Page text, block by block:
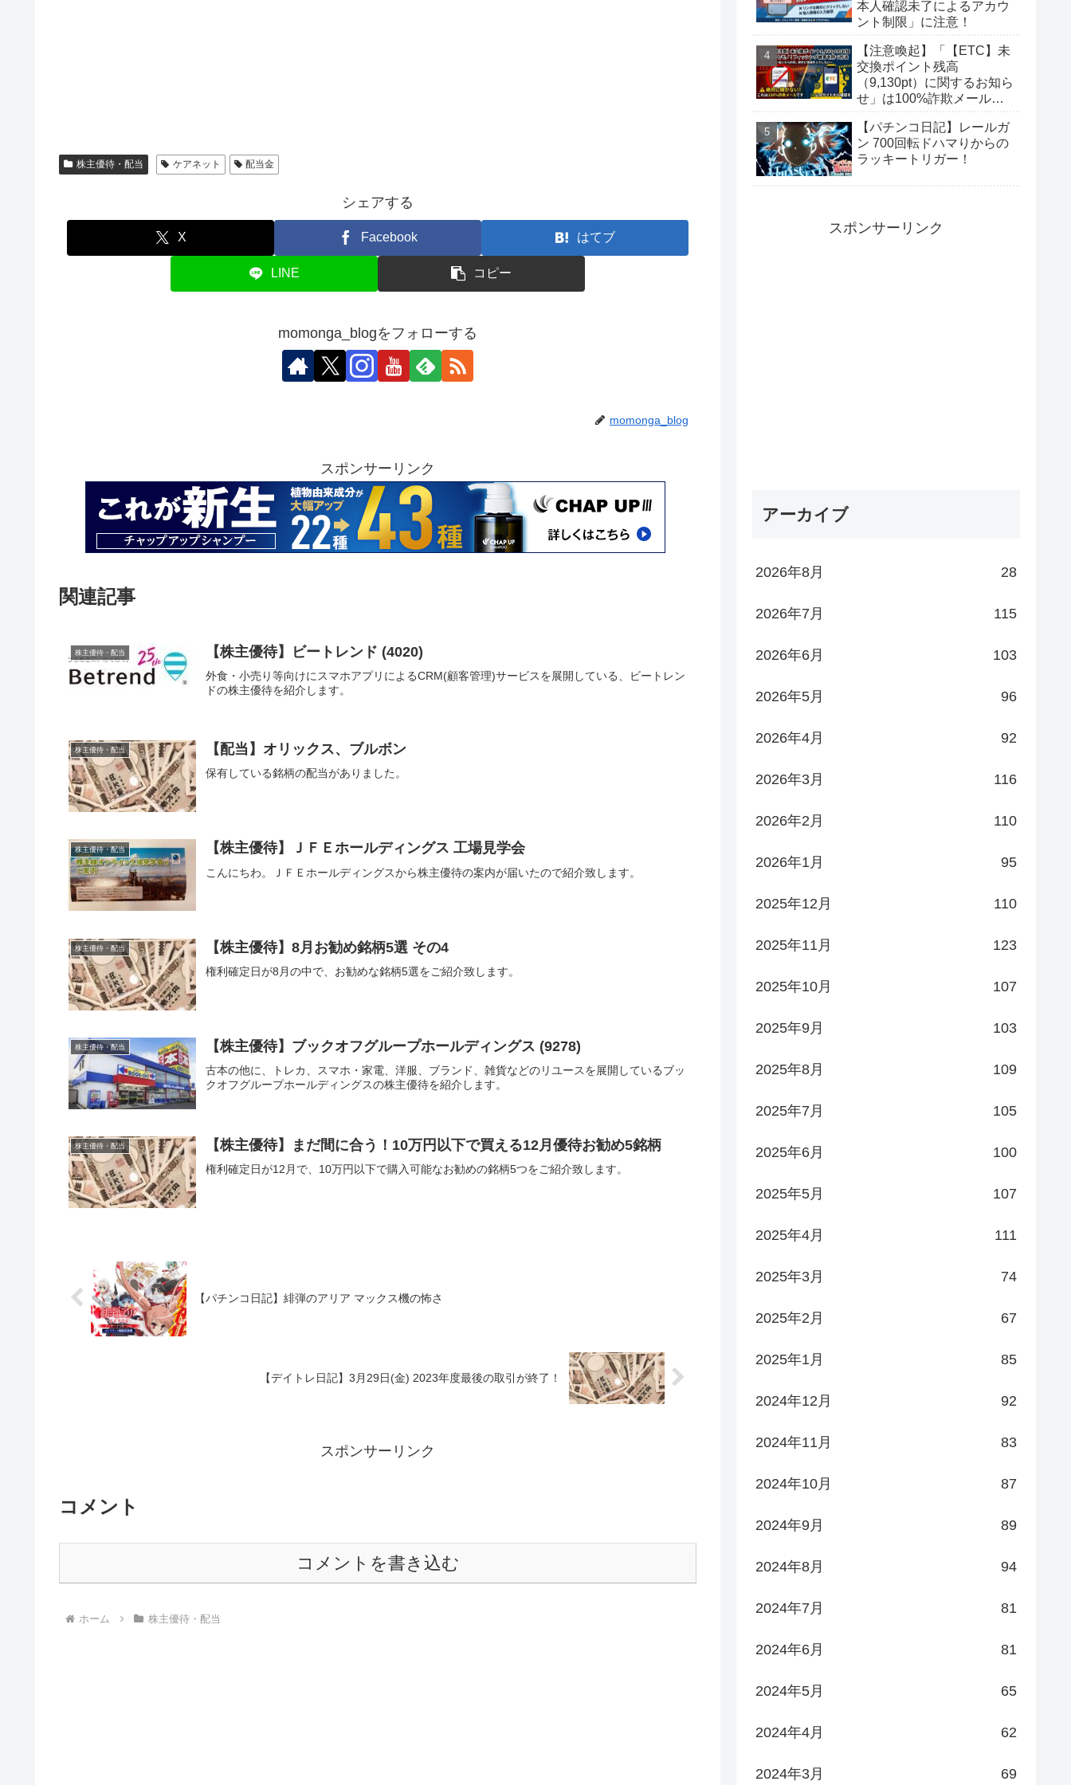
株主優待・配当 ケアネット 配当金
シェアする
X Facebook はてブ
LINE コピー
momonga_blogをフォローする
momonga_blog
スポンサーリンク
関連記事
株主優待・配当 【株主優待】ビートレンド (4020)
外食・小売り等向けにスマホアプリによるCRM(顧客管理)サービスを展開している、ビートレン
ドの株主優待を紹介します。
株主優待・配当 【配当】オリックス、ブルボン
保有している銘柄の配当がありました。
株主優待・配当 【株主優待】ＪＦＥホールディングス 工場見学会
こんにちわ。ＪＦＥホールディングスから株主優待の案内が届いたので紹介致します。
株主優待・配当 【株主優待】8月お勧め銘柄5選 その4
権利確定日が8月の中で、お勧めな銘柄5選をご紹介致します。
株主優待・配当 【株主優待】ブックオフグループホールディングス (9278)
古本の他に、トレカ、スマホ・家電、洋服、ブランド、雑貨などのリユースを展開しているブッ
クオフグループホールディングスの株主優待を紹介します。
株主優待・配当 【株主優待】まだ間に合う！10万円以下で買える12月優待お勧め5銘柄
権利確定日が12月で、10万円以下で購入可能なお勧めの銘柄5つをご紹介致します。
【パチンコ日記】緋弾のアリア マックス機の怖さ
【デイトレ日記】3月29日(金) 2023年度最後の取引が終了！
スポンサーリンク
コメント
コメントを書き込む
ホーム 株主優待・配当
本人確認未了によるアカウ
ント制限」に注意！
【注意喚起】「【ETC】未
交換ポイント残高
（9,130pt）に関するお知ら
せ」は100%詐欺メール！
【パチンコ日記】レールガ
ン 700回転ドハマりからの
ラッキートリガー！
スポンサーリンク
アーカイブ
2026年8月 28
2026年7月 115
2026年6月 103
2026年5月 96
2026年4月 92
2026年3月 116
2026年2月 110
2026年1月 95
2025年12月 110
2025年11月 123
2025年10月 107
2025年9月 103
2025年8月 109
2025年7月 105
2025年6月 100
2025年5月 107
2025年4月 111
2025年3月 74
2025年2月 67
2025年1月 85
2024年12月 92
2024年11月 83
2024年10月 87
2024年9月 89
2024年8月 94
2024年7月 81
2024年6月 81
2024年5月 65
2024年4月 62
2024年3月 69